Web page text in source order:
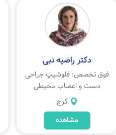
دکتر راضیه نبی
فوق تخصص: فلوشیپ جراحی
دست و اعصاب محیطی
کرج
مشاهده